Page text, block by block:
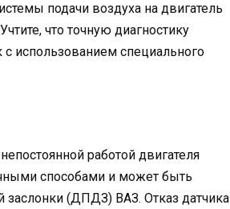
подачи воздуха на двигатель
что точную диагностику
использованием специального
работой двигателя
способами и может быть
заслонки (ДПДЗ) ВАЗ. Отказ датчика